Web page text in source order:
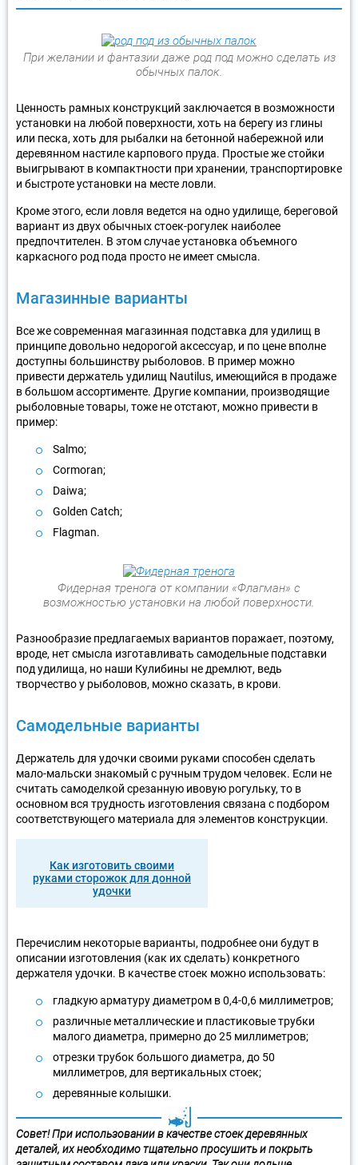
При желании и фантазии даже род под можно сделать из
обычных палок.
Ценность рамных конструкций заключается в возможности
установки на любой поверхности, хоть на берегу из глины
или песка, хоть для рыбалки на бетонной набережной или
деревянном настиле карпового пруда. Простые же стойки
выигрывают в компактности при хранении, транспортировке
и быстроте установки на месте ловли.
Кроме этого, если ловля ведется на одно удилище, береговой
вариант из двух обычных стоек-рогулек наиболее
предпочтителен. В этом случае установка объемного
каркасного род пода просто не имеет смысла.
Магазинные варианты
Все же современная магазинная подставка для удилищ в
принципе довольно недорогой аксессуар, и по цене вполне
доступны большинству рыболовов. В пример можно
привести держатель удилищ Nautilus, имеющийся в продаже
в большом ассортименте. Другие компании, производящие
рыболовные товары, тоже не отстают, можно привести в
пример:
Salmo;
Cormoran;
Daiwa;
Golden Catch;
Flagman.
Фидерная тренога от компании «Флагман» с
возможностью установки на любой поверхности.
Разнообразие предлагаемых вариантов поражает, поэтому,
вроде, нет смысла изготавливать самодельные подставки
под удилища, но наши Кулибины не дремлют, ведь
творчество у рыболовов, можно сказать, в крови.
Самодельные варианты
Держатель для удочки своими руками способен сделать
мало-мальски знакомый с ручным трудом человек. Если не
считать самоделкой срезанную ивовую рогульку, то в
основном вся трудность изготовления связана с подбором
соответствующего материала для элементов конструкции.
Как изготовить своими
руками сторожок для донной
удочки
Перечислим некоторые варианты, подробнее они будут в
описании изготовления (как их сделать) конкретного
держателя удочки. В качестве стоек можно использовать:
гладкую арматуру диаметром в 0,4-0,6 миллиметров;
различные металлические и пластиковые трубки
малого диаметра, примерно до 25 миллиметров;
отрезки трубок большого диаметра, до 50
миллиметров, для вертикальных стоек;
деревянные колышки.
Совет! При использовании в качестве стоек деревянных
деталей, их необходимо тщательно просушить и покрыть